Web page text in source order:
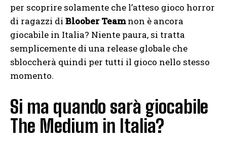
per scoprire solamente che l’atteso gioco horror
di ragazzi di Bloober Teamnon è ancora
giocabile in Italia? Niente paura, si tratta
semplicemente di una release globale che
sbloccherà quindi per tutti il gioco nello stesso
momento.
Si ma quando sarà giocabile
The Medium in Italia?